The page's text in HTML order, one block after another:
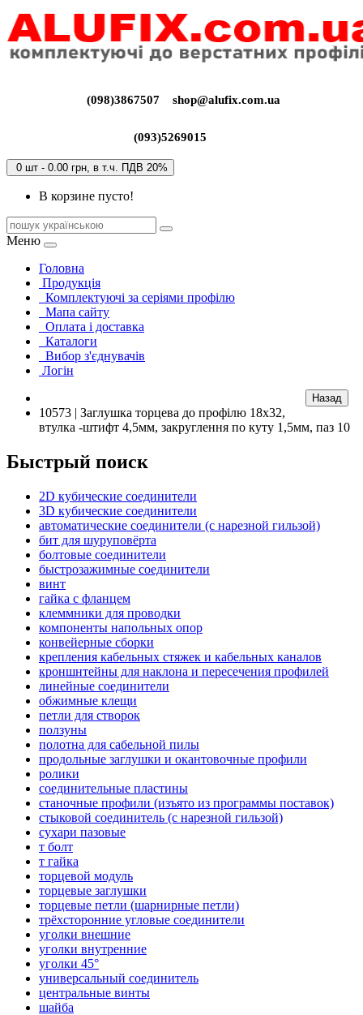
(098)3867507 shop@alufix.com.ua
(093)5269015
0 шт - 0.00 грн, в т.ч. ПДВ 20%
В корзине пусто!
Меню
Головна
Продукція
Комплектуючі за серіями профілю
Мапа сайту
Оплата і доставка
Каталоги
Вибор з'єднувачів
Логін
10573 | Заглушка торцева до профілю 18х32,
втулка -штифт 4,5мм, закруглення по куту 1,5мм, паз 10
Быстрый поиск
2D кубические соединители
3D кубические соединители
автоматические соединители (с нарезной гильзой)
бит для шуруповёрта
болтовые соединители
быстрозажимные соединители
винт
гайка с фланцем
клеммники для проводки
компоненты напольных опор
конвейерные сборки
крепления кабельных стяжек и кабельных каналов
кроншнтейны для наклона и пересечения профилей
линейные соединители
обжимные клещи
петли для створок
ползуны
полотна для сабельной пилы
продольные заглушки и окантовочные профили
ролики
соединительные пластины
станочные профили (изъято из программы поставок)
стыковой соединитель (с нарезной гильзой)
сухари пазовые
т болт
т гайка
торцевой модуль
торцевые заглушки
торцевые петли (шарнирные петли)
трёхсторонние угловые соединители
уголки внешние
уголки внутренние
уголки 45°
универсальный соединитель
центральные винты
шайба